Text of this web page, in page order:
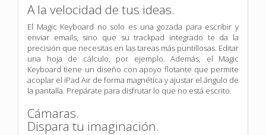
A la velocidad de tus ideas.
El Magic Keyboard no solo es una gozada para escribir y
enviar emails, sino que su trackpad integrado te da la
precisión que necesitas en las tareas más puntillosas. Editar
una hoja de cálculo, por ejemplo. Además, el Magic
Keyboard tiene un diseño con apoyo flotante que permite
acoplar el iPad Air de forma magnética y ajustar el ángulo de
la pantalla. Prepárate para disfrutar lo que no está escrito.
Cámaras.
Dispara tu imaginación.